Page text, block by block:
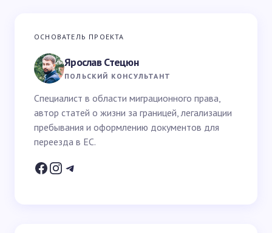
Ваш адрес email не будет опубликован.
Ваш вопрос *
Ваше имя *
Email *
ОСНОВАТЕЛЬ ПРОЕКТА
Ярослав Стецюн
ПОЛЬСКИЙ КОНСУЛЬТАНТ
Специалист в области миграционного права,
автор статей о жизни за границей, легализации
пребывания и оформлению документов для
переезда в ЕС.